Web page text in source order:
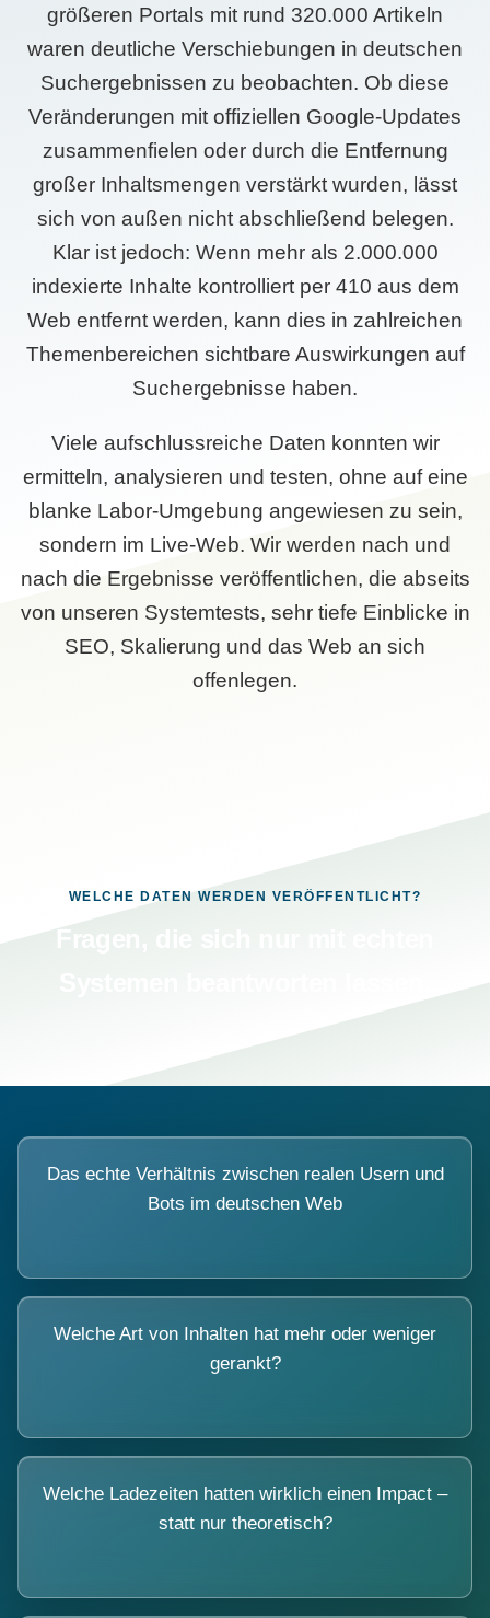
größeren Portals mit rund 320.000 Artikeln
waren deutliche Verschiebungen in deutschen
Suchergebnissen zu beobachten. Ob diese
Veränderungen mit offiziellen Google-Updates
zusammenfielen oder durch die Entfernung
großer Inhaltsmengen verstärkt wurden, lässt
sich von außen nicht abschließend belegen.
Klar ist jedoch: Wenn mehr als 2.000.000
indexierte Inhalte kontrolliert per 410 aus dem
Web entfernt werden, kann dies in zahlreichen
Themenbereichen sichtbare Auswirkungen auf
Suchergebnisse haben.
Viele aufschlussreiche Daten konnten wir
ermitteln, analysieren und testen, ohne auf eine
blanke Labor-Umgebung angewiesen zu sein,
sondern im Live-Web. Wir werden nach und
nach die Ergebnisse veröffentlichen, die abseits
von unseren Systemtests, sehr tiefe Einblicke in
SEO, Skalierung und das Web an sich
offenlegen.
WELCHE DATEN WERDEN VERÖFFENTLICHT?
Das echte Verhältnis zwischen realen Usern und
Bots im deutschen Web
Welche Art von Inhalten hat mehr oder weniger
gerankt?
Welche Ladezeiten hatten wirklich einen Impact –
statt nur theoretisch?